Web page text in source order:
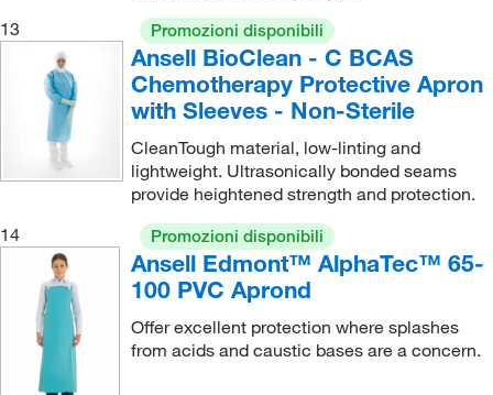
13
Promozioni disponibili
Ansell BioClean - C BCAS
Chemotherapy Protective Apron
with Sleeves - Non-Sterile
CleanTough material, low-linting and
lightweight. Ultrasonically bonded seams
provide heightened strength and protection.
14
Promozioni disponibili
Ansell Edmont™ AlphaTec™ 65-
100 PVC Aprond
Offer excellent protection where splashes
from acids and caustic bases are a concern.